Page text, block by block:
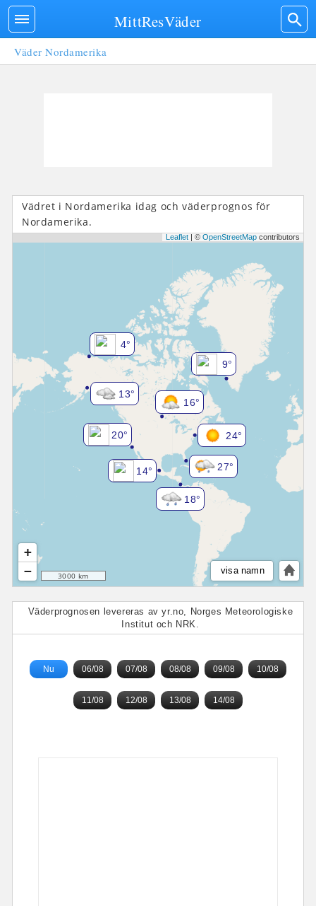
Väder Nordamerika
Vädret i Nordamerika idag och väderprognos för
Nordamerika.
24°
27°
20°
4°
13°
16°
14°
18°
9°
+
−
3000 km
Leaflet | © OpenStreetMap contributors
visa namn
Väderprognosen levereras av yr.no, Norges Meteorologiske
Institut och NRK.
Nu 06/08 07/08 08/08 09/08 10/08
11/08 12/08 13/08 14/08
MittResVäder